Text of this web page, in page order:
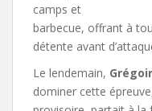
camps et
barbecue, offrant à
détente avant
Le lendemain,
dominer cette